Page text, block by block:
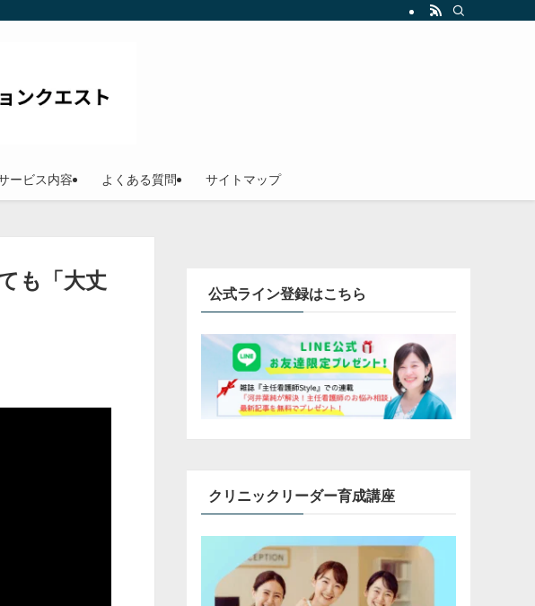
ービス内容 よくある質問 サイトマップ
も「大丈
公式ライン登録はこちら
クリニックリーダー育成講座